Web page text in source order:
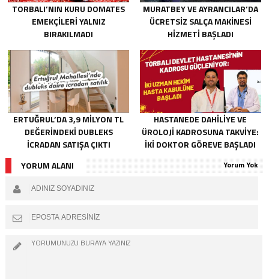
TORBALI’NIN KURU DOMATES
EMEKÇILERI YALNIZ
BIRAKILMADI
MURATBEY VE AYRANCILAR’DA
ÜCRETSIZ SALÇA MAKINESI
HIZMETI BAŞLADI
ERTUĞRUL’DA 3,9 MILYON TL
DEĞERINDEKI DUBLEKS
ICRADAN SATIŞA ÇIKTI
HASTANEDE DAHILIYE VE
ÜROLOJI KADROSUNA TAKVIYE:
İKI DOKTOR GÖREVE BAŞLADI
YORUM ALANI
Yorum Yok